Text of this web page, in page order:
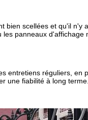
scellées et qu'il n'y
panneaux
entretiens réguliers, en
une fiabilité à long terme.